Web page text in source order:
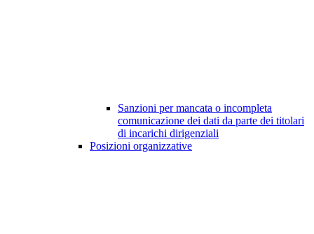
Sanzioni per mancata o incompleta
comunicazione dei dati da parte dei titolari
di incarichi dirigenziali
Posizioni organizzative